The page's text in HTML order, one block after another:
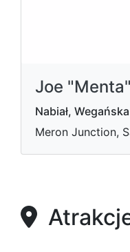
Joe
Nabiał, Wegańska
Meron Junction,